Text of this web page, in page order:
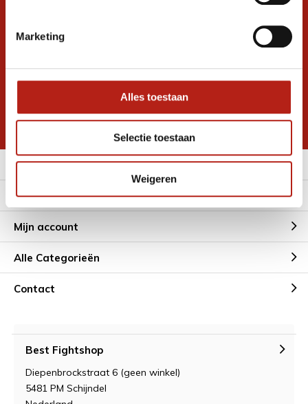
Marketing
Alles toestaan
Selectie toestaan
Weigeren
promoties
* Lees hier de wettelijke beperkingen
Meer informatie
Klantenservice
Mijn account
Alle Categorieën
Contact
Best Fightshop
Diepenbrockstraat 6 (geen winkel)
5481 PM Schijndel